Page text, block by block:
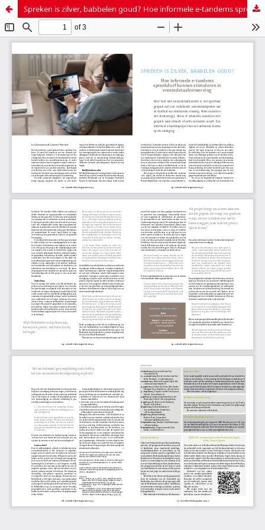
Spreken is zilver, babbelen goud? Hoe informele e-tandems spreekdurf kunnen stimuleren in vreemdetaalverwerving